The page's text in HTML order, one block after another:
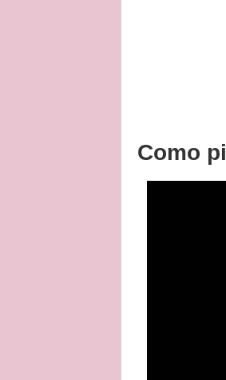
Como